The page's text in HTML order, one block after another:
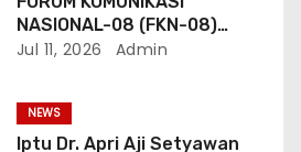
NASIONAL-08 (FKN-08)
Dukung Program
Jul 11, 2026 Admin
NEWS
Iptu Dr. Apri Aji Setyawan